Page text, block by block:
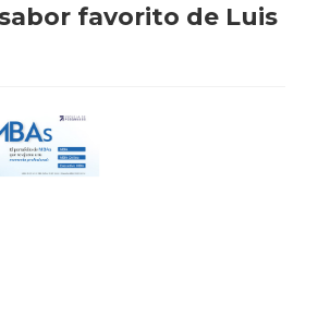
favorito de Luis